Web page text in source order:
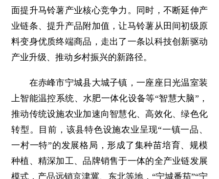
面提升马铃薯产业核心竞争力。同时，不断延伸产
业链条、提升产品附加值，让马铃薯从田间初级原
料变身优质终端商品，走出了一条以科技创新驱动
产业升级、推动乡村振兴的新路径。
在赤峰市宁城县大城子镇，一座座日光温室装
上智能温控系统、水肥一体化设备等“智慧大脑”，
推动传统设施农业加速向智慧化、高效化、绿色化
转型。目前，该县特色设施农业呈现“一镇一品、
一村一特”的发展格局，形成了集种苗培育、规模
种植、精深加工、品牌销售于一体的全产业链发展
模式，产品远销京津冀、东北等地，“宁城番茄”“宁